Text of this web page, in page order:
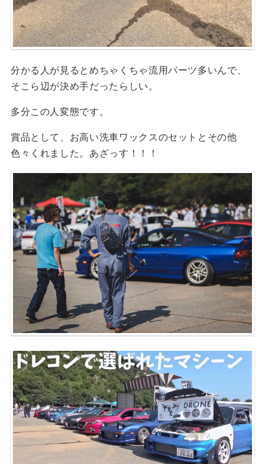
分かる人が見るとめちゃくちゃ流用パーツ多いんで、
そこら辺が決め手だったらしい。
多分この人変態です。
賞品として、お高い洗車ワックスのセットとその他
色々くれました。あざっす！！！